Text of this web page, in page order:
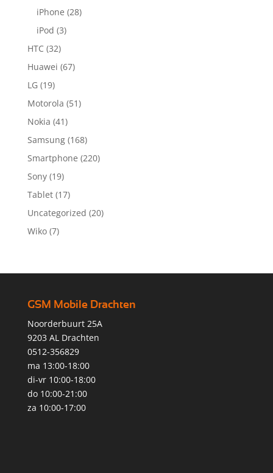
iPhone (28)
iPod (3)
HTC (32)
Huawei (67)
LG (19)
Motorola (51)
Nokia (41)
Samsung (168)
Smartphone (220)
Sony (19)
Tablet (17)
Uncategorized (20)
Wiko (7)
GSM Mobile Drachten
Noorderbuurt 25A
9203 AL Drachten
0512-356829
ma 13:00-18:00
di-vr 10:00-18:00
do 10:00-21:00
za 10:00-17:00